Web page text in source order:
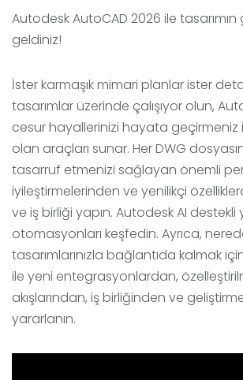
Autodesk AutoCAD 2026 ile
geldiniz!
İster karmaşık mimari planlar ister
tasarımlar üzerinde çalışıyor olun,
cesur hayallerinizi hayata geçirmeniz
olan araçları sunar. Her DWG
tasarruf etmenizi sağlayan önemli
iyileştirmelerinden ve yenilikçi
ve iş birliği yapın. Autodesk AI
otomasyonları keşfedin. Ayrıca,
tasarımlarınızla bağlantıda kalmak
ile yeni entegrasyonlardan,
akışlarından, iş birliğinden ve
yararlanın.